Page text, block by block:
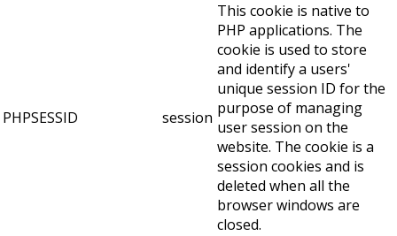
PHPSESSID session
This cookie is native to
PHP applications. The
cookie is used to store
and identify a users'
unique session ID for the
purpose of managing
user session on the
website. The cookie is a
session cookies and is
deleted when all the
browser windows are
closed.